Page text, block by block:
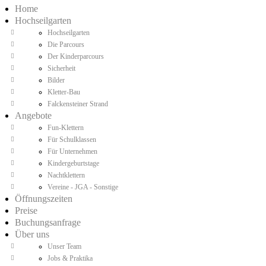
Home
Hochseilgarten
Hochseilgarten
Die Parcours
Der Kinderparcours
Sicherheit
Bilder
Kletter-Bau
Falckensteiner Strand
Angebote
Fun-Klettern
Für Schulklassen
Für Unternehmen
Kindergeburtstage
Nachtklettern
Vereine - JGA - Sonstige
Öffnungszeiten
Preise
Buchungsanfrage
Über uns
Unser Team
Jobs & Praktika